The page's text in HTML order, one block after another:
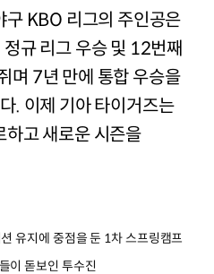
KBO 리그의 주인공은
규 리그 우승 및 12번째
며 7년 만에 통합 우승을
. 이제 기아 타이거즈는
고 새로운 시즌을
유지에 중점을 둔 1차 스프링캠프
이 돋보인 투수진